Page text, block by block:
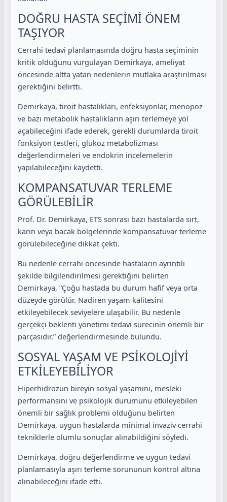
DOĞRU HASTA SEÇİMİ ÖNEM
TAŞIYOR
Cerrahi tedavi planlamasında doğru hasta seçiminin
kritik olduğunu vurgulayan Demirkaya, ameliyat
öncesinde altta yatan nedenlerin mutlaka araştırılması
gerektiğini belirtti.
Demirkaya, tiroit hastalıkları, enfeksiyonlar, menopoz
ve bazı metabolik hastalıkların aşırı terlemeye yol
açabileceğini ifade ederek, gerekli durumlarda tiroit
fonksiyon testleri, glukoz metabolizması
değerlendirmeleri ve endokrin incelemelerin
yapılabileceğini kaydetti.
KOMPANSATUVAR TERLEME
GÖRÜLEBİLİR
Prof. Dr. Demirkaya, ETS sonrası bazı hastalarda sırt,
karın veya bacak bölgelerinde kompansatuvar terleme
görülebileceğine dikkat çekti.
Bu nedenle cerrahi öncesinde hastaların ayrıntılı
şekilde bilgilendirilmesi gerektiğini belirten
Demirkaya, “Çoğu hastada bu durum hafif veya orta
düzeyde görülür. Nadiren yaşam kalitesini
etkileyebilecek seviyelere ulaşabilir. Bu nedenle
gerçekçi beklenti yönetimi tedavi sürecinin önemli bir
parçasıdır.” değerlendirmesinde bulundu.
SOSYAL YAŞAM VE PSİKOLOJİYİ
ETKİLEYEBİLİYOR
Hiperhidrozun bireyin sosyal yaşamını, mesleki
performansını ve psikolojik durumunu etkileyebilen
önemli bir sağlık problemi olduğunu belirten
Demirkaya, uygun hastalarda minimal invaziv cerrahi
tekniklerle olumlu sonuçlar alınabildiğini söyledi.
Demirkaya, doğru değerlendirme ve uygun tedavi
planlamasıyla aşırı terleme sorununun kontrol altına
alınabileceğini ifade etti.